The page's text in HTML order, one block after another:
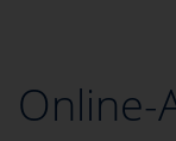
Online-